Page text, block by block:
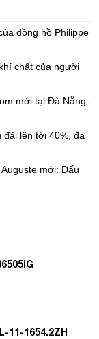
đồng hồ Philippe
chất của người
mới tại Đà Nẵng -
lên tới 40%, đa
mới: Dấu
11-1654.2ZH